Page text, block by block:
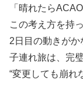
「晴れたら
この考え方を持
2日目の動きがか
子連れ旅は、完
“変更しても崩れ